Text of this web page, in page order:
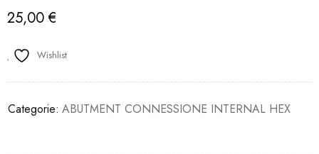
25,00€
Wishlist
Categorie: ABUTMENT CONNESSIONE INTERNAL HEX